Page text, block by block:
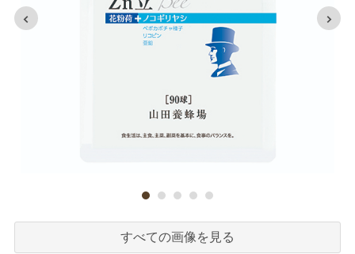
すべての画像を見る